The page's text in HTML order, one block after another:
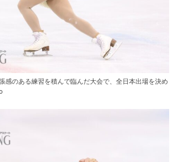
のある練習を積んで臨んだ大会で、全日本出場を決め